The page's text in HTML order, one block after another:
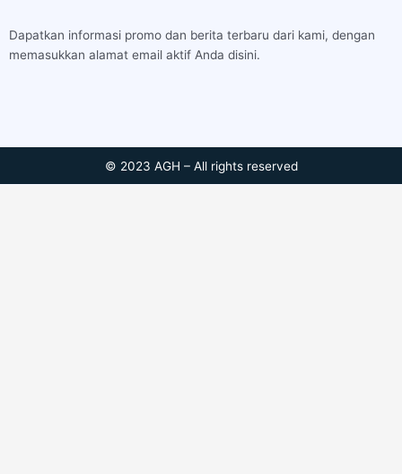
Dapatkan informasi promo dan berita terbaru dari kami, dengan
memasukkan alamat email aktif Anda disini.
© 2023 AGH – All rights reserved